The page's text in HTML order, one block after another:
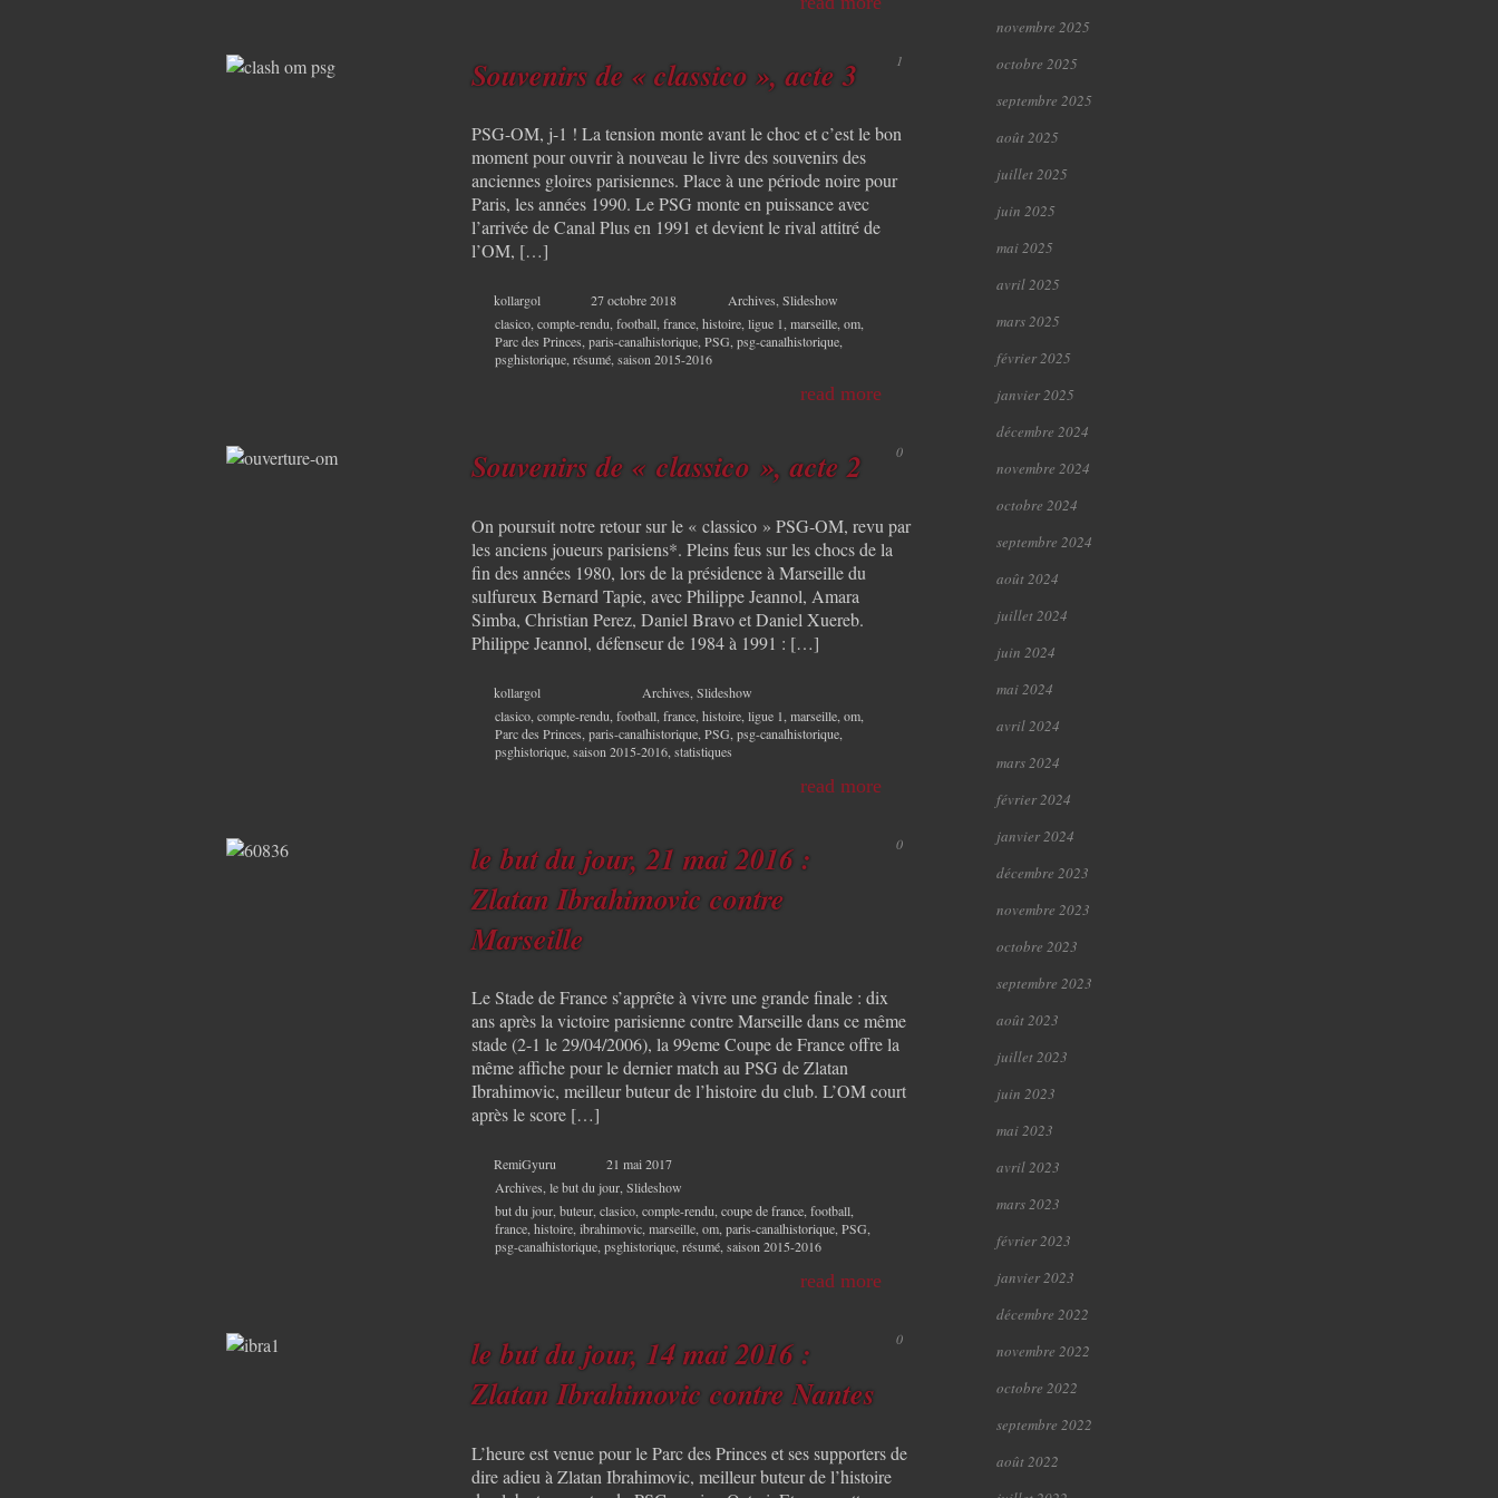
1
Souvenirs de « classico », acte 3
PSG-OM, j-1 ! La tension monte avant le choc et c’est le bon
moment pour ouvrir à nouveau le livre des souvenirs des
anciennes gloires parisiennes. Place à une période noire pour
Paris, les années 1990. Le PSG monte en puissance avec
l’arrivée de Canal Plus en 1991 et devient le rival attitré de
l’OM, […]
kollargol 27 octobre 2018 Archives,Slideshow
clasico,compte-rendu,football,france,histoire,ligue 1,marseille,om,
Parc des Princes,paris-canalhistorique,PSG,psg-canalhistorique,
psghistorique,résumé,saison 2015-2016
read more
0
Souvenirs de « classico », acte 2
On poursuit notre retour sur le « classico » PSG-OM, revu par
les anciens joueurs parisiens*. Pleins feus sur les chocs de la
fin des années 1980, lors de la présidence à Marseille du
sulfureux Bernard Tapie, avec Philippe Jeannol, Amara
Simba, Christian Perez, Daniel Bravo et Daniel Xuereb.
Philippe Jeannol, défenseur de 1984 à 1991 : […]
kollargol Archives Slideshow
clasico compte-rendu football france histoire ligue 1 marseille om
Parc des Princes paris-canalhistorique PSG psg-canalhistorique
psghistorique saison 2015-2016 statistiques
read more
0
le but du jour, 21 mai 2016 :
Zlatan Ibrahimovic contre
Marseille
Le Stade de France s’apprête à vivre une grande finale : dix
ans après la victoire parisienne contre Marseille dans ce même
stade (2-1 le 29/04/2006), la 99eme Coupe de France offre la
même affiche pour le dernier match au PSG de Zlatan
Ibrahimovic, meilleur buteur de l’histoire du club. L’OM court
après le score […]
RemiGyuru
21 mai 2017
Archives,le but du jour,Slideshow
but du jour,buteur,clasico,compte-rendu,coupe de france,football,
france,histoire,ibrahimovic,marseille,om,paris-canalhistorique,PSG,
psg-canalhistorique,psghistorique,résumé,saison 2015-2016
read more
0
le but du jour, 14 mai 2016 :
Zlatan Ibrahimovic contre Nantes
L’heure est venue pour le Parc des Princes et ses supporters de
dire adieu à Zlatan Ibrahimovic, meilleur buteur de l’histoire
novembre 2025
octobre 2025
septembre 2025
août 2025
juillet 2025
juin 2025
mai 2025
avril 2025
mars 2025
février 2025
janvier 2025
décembre 2024
novembre 2024
octobre 2024
septembre 2024
août 2024
juillet 2024
juin 2024
mai 2024
avril 2024
mars 2024
février 2024
janvier 2024
décembre 2023
novembre 2023
octobre 2023
septembre 2023
août 2023
juillet 2023
juin 2023
mai 2023
avril 2023
mars 2023
février 2023
janvier 2023
décembre 2022
novembre 2022
octobre 2022
septembre 2022
août 2022